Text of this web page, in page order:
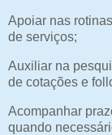
Apoiar nas
de serviços;
Auxiliar na
de cotações e
Acompanhar
quando